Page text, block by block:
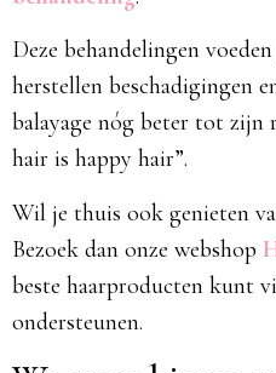
Deze behandelingen
herstellen beschadigingen
balayage nóg beter tot zijn
hair is happy hair”.
Wil je thuis ook genieten
Bezoek dan onze webshop
beste haarproducten kunt
ondersteunen.